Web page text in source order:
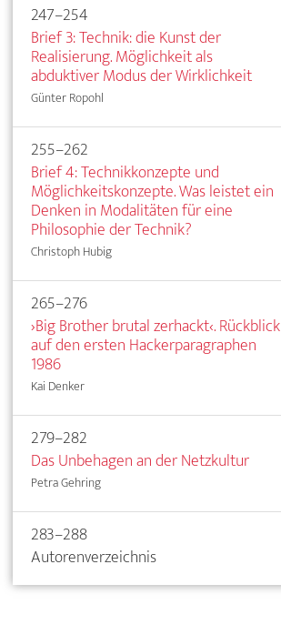
247–254
Brief 3: Technik: die Kunst der
Realisierung. Möglichkeit als
abduktiver Modus der Wirklichkeit
Günter Ropohl
255–262
Brief 4: Technikkonzepte und
Möglichkeitskonzepte. Was leistet ein
Denken in Modalitäten für eine
Philosophie der Technik?
Christoph Hubig
265–276
›Big Brother brutal zerhackt‹. Rückblick
auf den ersten Hackerparagraphen
1986
Kai Denker
279–282
Das Unbehagen an der Netzkultur
Petra Gehring
283–288
Autorenverzeichnis